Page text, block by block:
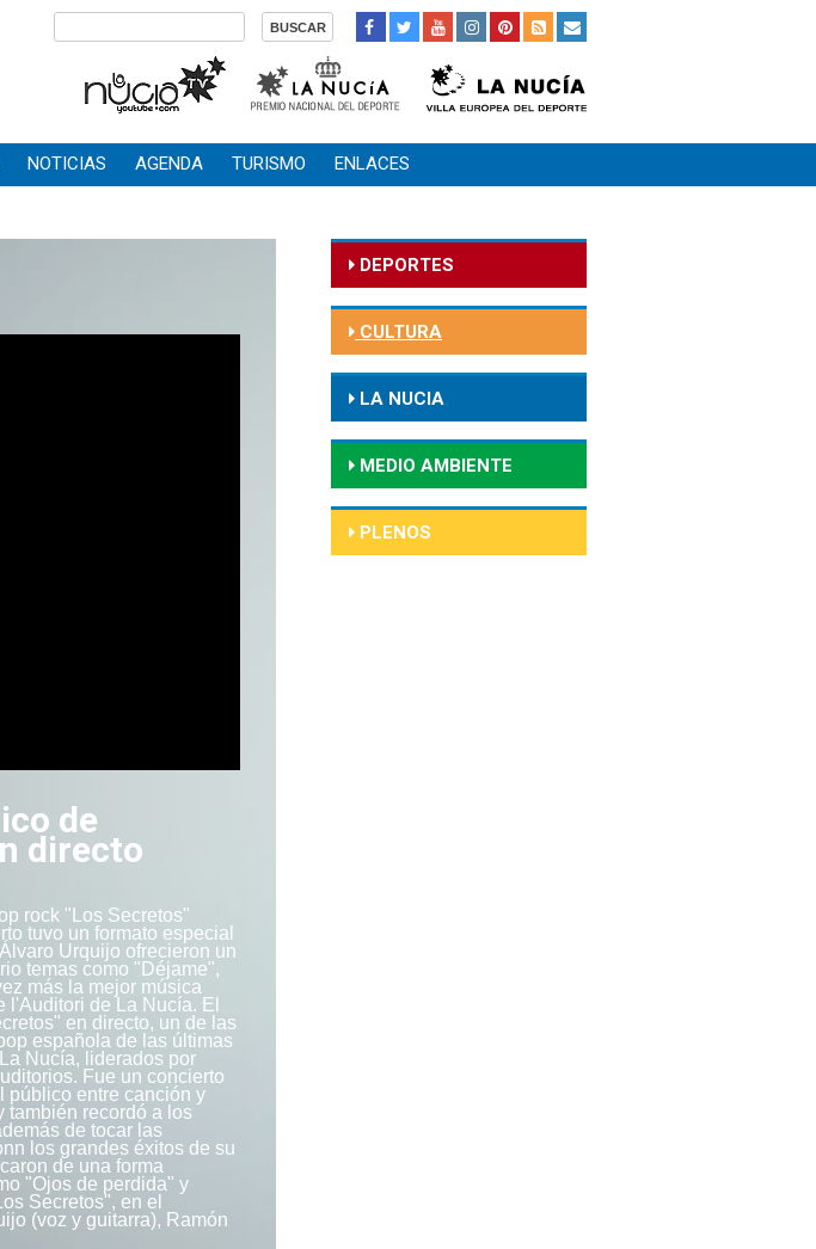
NOTICIAS AGENDA TURISMO ENLACES
de
directo
rock "Los Secretos"
tuvo un formato especial
Urquijo ofrecieron un
temas como "Déjame",
más la mejor música
l'Auditori de La Nucía. El
en directo, un de las
española de las últimas
Nucía, liderados por
Fue un concierto
público entre canción y
también recordó a los
de tocar las
los grandes éxitos de su
de una forma
"Ojos de perdida" y
Secretos", en el
(voz y guitarra), Ramón
DEPORTES
CULTURA
LA NUCIA
MEDIO AMBIENTE
PLENOS